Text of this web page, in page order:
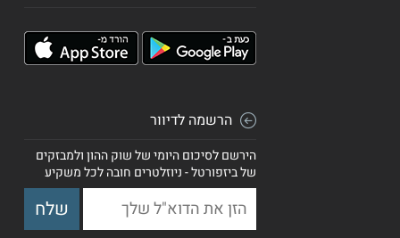
הרשמה לדיוור
הירשם לסיכום היומי של שוק ההון ולמבזקים
של ביזפורטל - ניוזלטרים חובה לכל משקיע